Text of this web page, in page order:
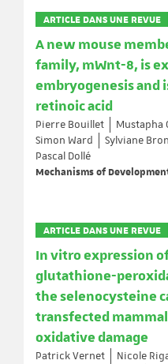
ARTICLE DANS UNE REVUE
A new mouse
family, mWnt-8, is
embryogenesis and
retinoic acid
Pierre Bouillet
Mustapha
Simon Ward
Sylviane
Pascal Dollé
Mechanisms of
ARTICLE DANS UNE REVUE
In vitro expression
glutathione-
the selenocysteine
transfected
oxidative damage
Patrick Vernet
Nicole